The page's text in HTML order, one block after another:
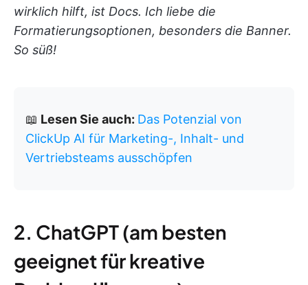
wirklich hilft, ist Docs. Ich liebe die
Formatierungsoptionen, besonders die Banner.
So süß!
📖 Lesen Sie auch: Das Potenzial von
ClickUp AI für Marketing-, Inhalt- und
Vertriebsteams ausschöpfen
2. ChatGPT (am besten
geeignet für kreative